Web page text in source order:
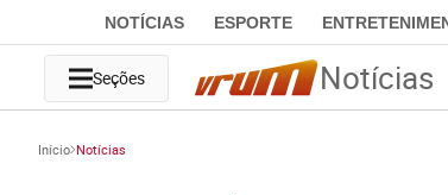
NOTÍCIAS ESPORTE
Seções Notícias
Início Notícias